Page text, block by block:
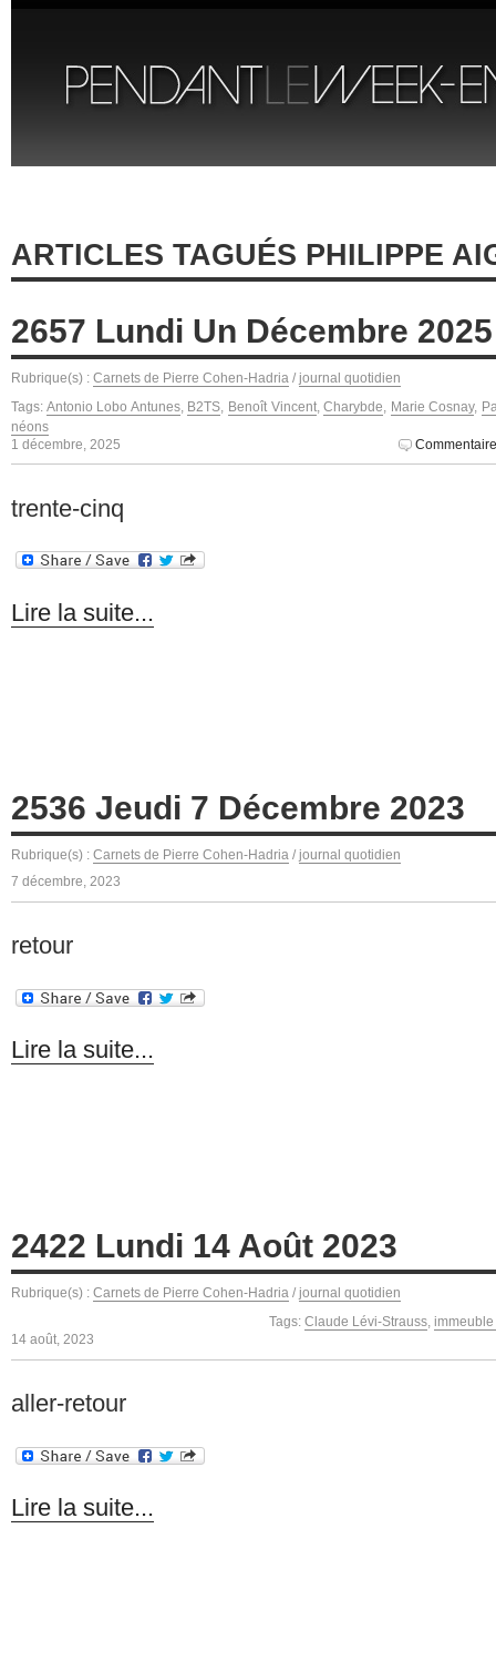
ARTICLES TAGUÉS PHILIPPE
2657 Lundi Un Décembre 2025
Rubrique(s) : Carnets de Pierre Cohen-Hadria / journal quotidien
Tags: Antonio Lobo Antunes, B2TS, Benoît Vincent,Charybde, Marie Cosnay,
néons
1 décembre, 2025
trente-cinq
Lire la suite...
2536 Jeudi 7 Décembre 2023
Rubrique(s) : Carnets de Pierre Cohen-Hadria / journal quotidien
7 décembre, 2023
retour
Lire la suite...
2422 Lundi 14 Août 2023
Rubrique(s) : Carnets de Pierre Cohen-Hadria / journal quotidien
Tags: Claude Lévi-Strauss
14 août, 2023
aller-retour
Lire la suite...